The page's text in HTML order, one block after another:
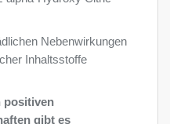
Nebenwirkungen
Inhaltsstoffe
positiven
gibt es